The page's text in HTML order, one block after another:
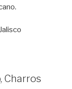
Charros